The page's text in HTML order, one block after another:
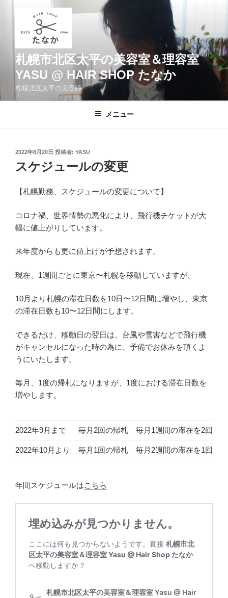
ッ
札幌市北区太平の美容室＆理容室
YASU @ HAIR SHOP たなか
札幌北区太平の美容師
メニュー
投
稿
日:
2022年8月20日 投稿者: YASU
スケジュールの変更
【札幌勤務、スケジュールの変更について】
コロナ禍、世界情勢の悪化により、飛行機チケットが大
幅に値上がりしています。
来年度からも更に値上げが予想されます。
現在、1週間ごとに東京〜札幌を移動していますが、
10月より札幌の滞在日数を10日〜12日間に増やし、東京
の滞在日数も10〜12日間にします。
できるだけ、移動日の翌日は、台風や雪害などで飛行機
がキャンセルになった時の為に、予備でお休みを頂くよ
うにいたします。
毎月、1度の帰札になりますが、1度における滞在日数を
増やします。
2022年9月まで 毎月2回の帰札 毎月1週間の滞在を2回
2022年10月より 毎月1回の帰札 毎月2週間の滞在を1回
年間スケジュールはこちら